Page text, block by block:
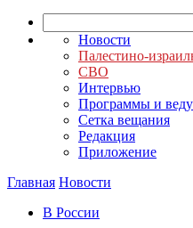
Новости
Палестино-
СВО
Интервью
Программы и
Сетка вещания
Редакция
Приложение
Главная Новости
В России